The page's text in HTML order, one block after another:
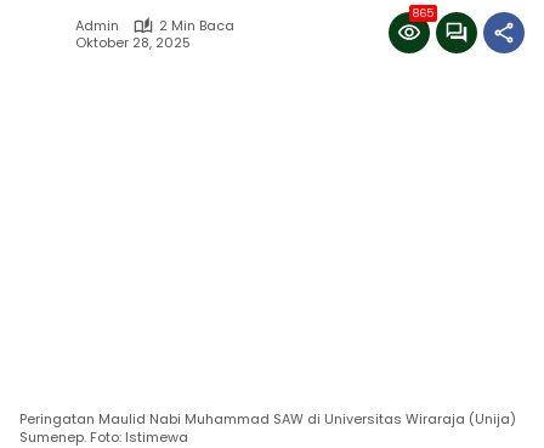
Admin
2 Min Baca
Oktober 28, 2025
865
Peringatan Maulid Nabi Muhammad SAW di Universitas Wiraraja (Unija)
Sumenep. Foto: Istimewa